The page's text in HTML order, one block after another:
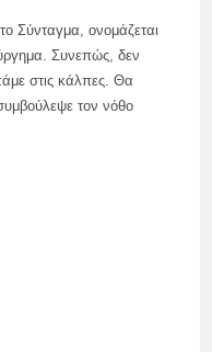
Σύνταγμα, ονομάζεται
Συνεπώς, δεν
στις κάλπες. Θα
τον νόθο